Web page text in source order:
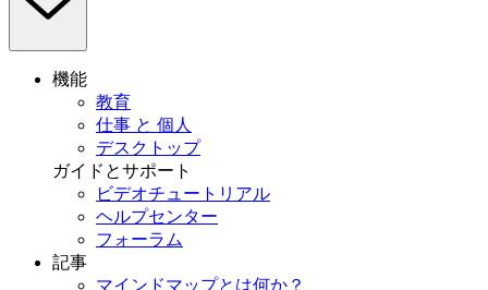
機能
教育
仕事 と 個人
デスクトップ
ガイドとサポート
ビデオチュートリアル
ヘルプセンター
フォーラム
記事
マインドマップとは何か？